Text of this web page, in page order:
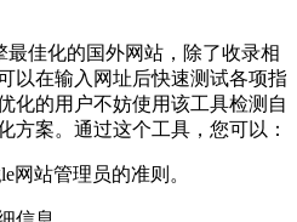
最佳化的国外网站，除了收录相
以在输入网址后快速测试各项指
化的用户不妨使用该工具检测自
方案。通过这个工具，您可以：
网站管理员的准则。